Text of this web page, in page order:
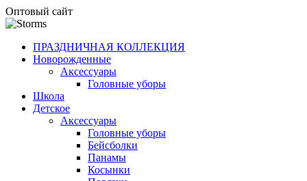
Оптовый сайт
ПРАЗДНИЧНАЯ КОЛЛЕКЦИЯ
Новорожденные
Аксессуары
Головные уборы
Школа
Детское
Аксессуары
Головные уборы
Бейсболки
Панамы
Косынки